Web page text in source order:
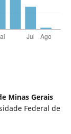
Minas Gerais
Federal de